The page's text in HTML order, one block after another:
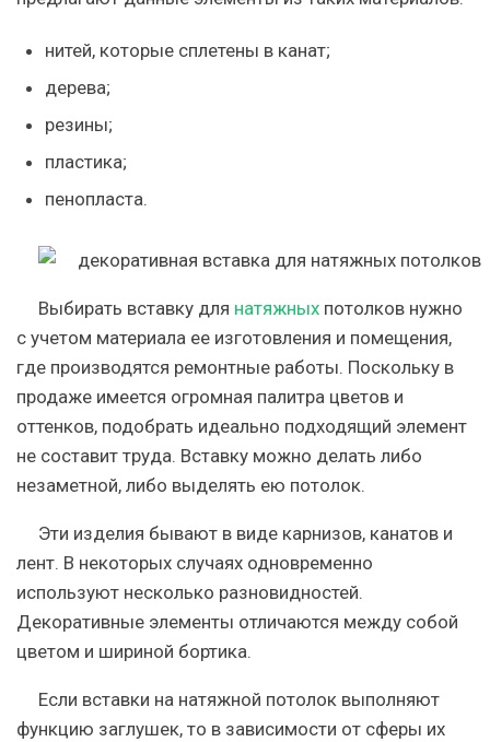
нитей, которые сплетены в канат;
дерева;
резины;
пластика;
пенопласта.
Выбирать вставку для натяжных потолков нужно
с учетом материала ее изготовления и помещения,
где производятся ремонтные работы. Поскольку в
продаже имеется огромная палитра цветов и
оттенков, подобрать идеально подходящий элемент
не составит труда. Вставку можно делать либо
незаметной, либо выделять ею потолок.
Эти изделия бывают в виде карнизов, канатов и
лент. В некоторых случаях одновременно
используют несколько разновидностей.
Декоративные элементы отличаются между собой
цветом и шириной бортика.
Если вставки на натяжной потолок выполняют
функцию заглушек, то в зависимости от сферы их